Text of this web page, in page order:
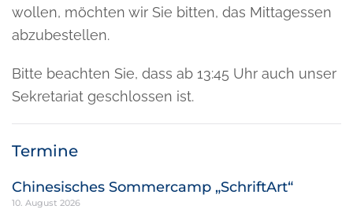
wollen, möchten wir Sie bitten, das Mittagessen
abzubestellen.
Bitte beachten Sie, dass ab 13:45 Uhr auch unser
Sekretariat geschlossen ist.
Termine
Chinesisches Sommercamp „SchriftArt“
10. August 2026